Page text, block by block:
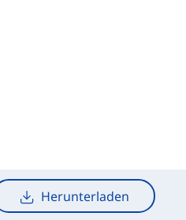
Herunterladen